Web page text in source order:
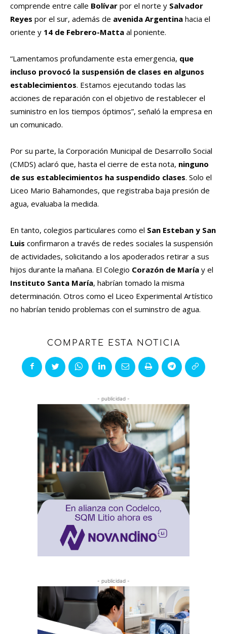
comprende entre calle Bolívar por el norte y Salvador
Reyes por el sur, además de avenida Argentina hacia el
oriente y 14 de Febrero-Matta al poniente.
“Lamentamos profundamente esta emergencia, que
incluso provocó la suspensión de clases en algunos
establecimientos. Estamos ejecutando todas las
acciones de reparación con el objetivo de restablecer el
suministro en los tiempos óptimos”, señaló la empresa en
un comunicado.
Por su parte, la Corporación Municipal de Desarrollo Social
(CMDS) aclaró que, hasta el cierre de esta nota, ninguno
de sus establecimientos ha suspendido clases. Solo el
Liceo Mario Bahamondes, que registraba baja presión de
agua, evaluaba la medida.
En tanto, colegios particulares como el San Esteban y San
Luis confirmaron a través de redes sociales la suspensión
de actividades, solicitando a los apoderados retirar a sus
hijos durante la mañana. El Colegio Corazón de María y el
Instituto Santa María, habrían tomado la misma
determinación. Otros como el Liceo Experimental Artístico
no habrían tenido problemas con el suminstro de agua.
COMPARTE ESTA NOTICIA
- publicidad -
- publicidad -